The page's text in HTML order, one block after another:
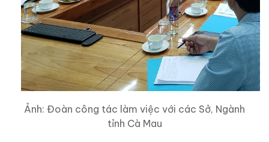
Ảnh: Đoàn công tác làm việc với các Sở, Ngành
tỉnh Cà Mau